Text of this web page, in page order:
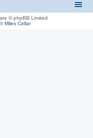
© phpBB Limited
©Miles Cellar